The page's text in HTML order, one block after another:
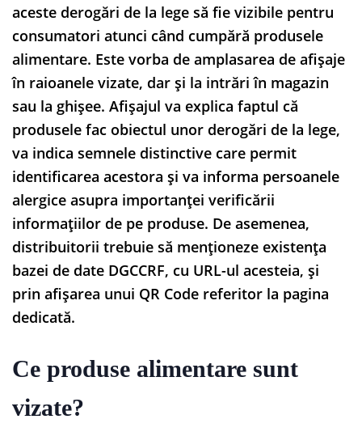
aceste derogări de la lege să fie vizibile pentru
consumatori atunci când cumpără produsele
alimentare. Este vorba de amplasarea de afișaje
în raioanele vizate, dar și la intrări în magazin
sau la ghișee. Afișajul va explica faptul că
produsele fac obiectul unor derogări de la lege,
va indica semnele distinctive care permit
identificarea acestora și va informa persoanele
alergice asupra importanței verificării
informațiilor de pe produse. De asemenea,
distribuitorii trebuie să menționeze existența
bazei de date DGCCRF, cu URL-ul acesteia, și
prin afișarea unui QR Code referitor la pagina
dedicată.
Ce produse alimentare sunt
vizate?